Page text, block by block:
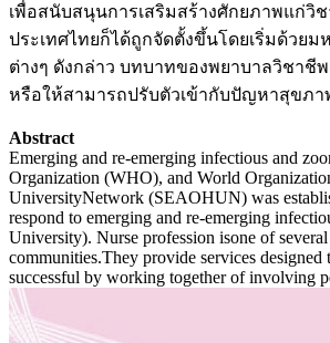
เพื่อสนับสนุนการเสริมสร้างศักยภาพแก่วิ
ประเทศไทยก็ได้ถูกจัดตั้งขึ้นโดยเริ่มด้ว
ต่างๆ ดังกล่าว บทบาทของพยาบาลวิชาชี
หรือให้สามารถปรับตัวเข้ากับปัญหาสุขภา
Abstract
Emerging and re-emerging infectious and
Organization (WHO), and World
UniversityNetwork (SEAOHUN) was
respond to emerging and re-emerging
University). Nurse profession isone of
communities.They provide services
successful by working together of involving